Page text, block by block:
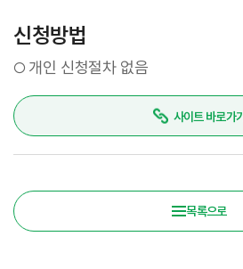
신청방법
○ 개인 신청절차 없음
사이트 바로가기
목록으로